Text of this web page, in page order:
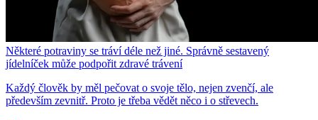
Některé potraviny se tráví déle než jiné. Správně sestavený
jídelníček může podpořit zdravé trávení
Každý člověk by měl pečovat o svoje tělo, nejen zvenčí, ale
především zevnitř. Proto je třeba vědět něco i o střevech.